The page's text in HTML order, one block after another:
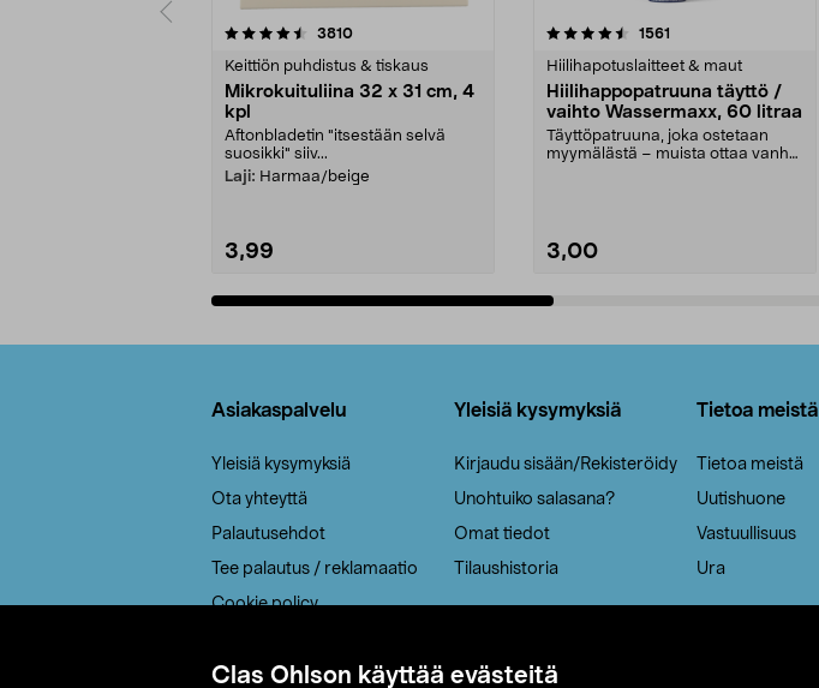
Clas Ohlson käyttää evästeitä
3810arvostelut
Keittiön puhdistus & tiskaus
Mikrokuituliina 32 x 31 cm, 4
kpl
Aftonbladetin "itsestään selvä
suosikki" siiv...
Laji: Harmaa/beige
3,99
4.5viidestä
1561
Hiilihapotuslaitteet & maut
Hiilihappopatruuna täyttö /
vaihto Wassermaxx, 60 litraa
Täyttöpatruuna, joka ostetaan
myymälästä – muista ottaa vanha
3,00
4.5viidestä
Asiakaspalvelu
Yleisiä kysymyksiä
Ota yhteyttä
Palautusehdot
Tee palautus / reklamaatio
Cookie policy
Saavutettavuus
Yleisiä kysymyksiä
Kirjaudu sisään/Rekisteröidy
Unohtuiko salasana?
Omat tiedot
Tilaushistoria
Tietoa meistä
Tietoa meistä
Uutishuone
Vastuullisuus
Ura